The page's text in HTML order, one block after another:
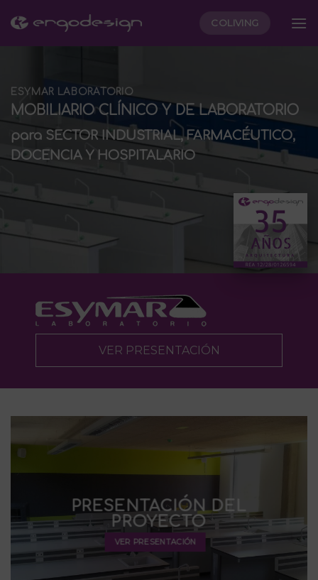
to
COLIVING
ESYMAR LABORATORIO
MOBILIARIO CLÍNICO Y DE LABORATORIO
para SECTOR INDUSTRIAL, FARMACÉUTICO,
DOCENCIA Y HOSPITALARIO
VER PRESENTACIÓN
PRESENTACIÓN DEL
PROYECTO
VER PRESENTACIÓN